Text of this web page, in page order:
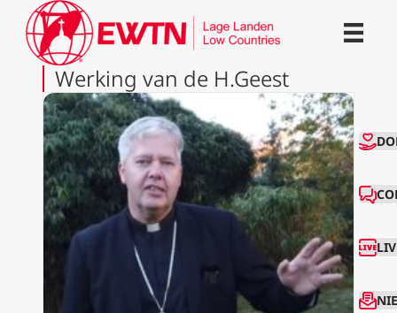
Werking van de H.Geest